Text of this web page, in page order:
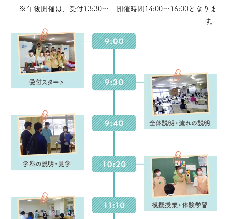
※午後開催は、受付13:30～ 開催時間14:00～16:00となりま
す。